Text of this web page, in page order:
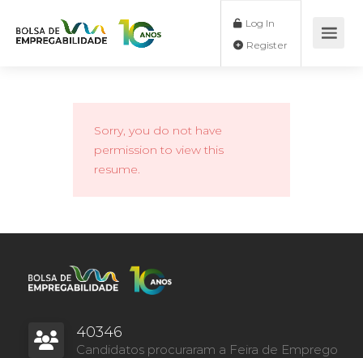
Log In
Sorry, you do not have
permission to view this
resume.
40346
Candidatos procuraram a Feira de Emprego